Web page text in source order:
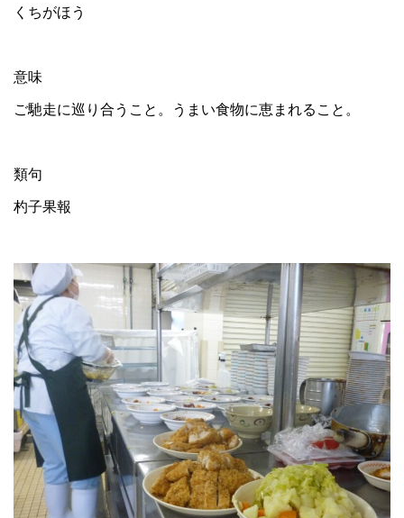
くちがほう
意味
ご馳走に巡り合うこと。うまい食物に恵まれること。
類句
杓子果報